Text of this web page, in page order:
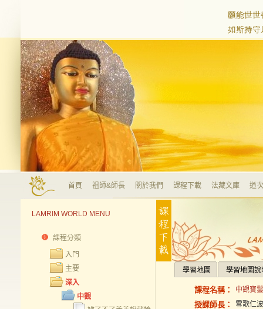
首頁 祖師&師長 關於我們 課程下載 法藏文庫 道
LAMRIM WORLD MENU
課程分類
入門
主要
深入
中觀
學習地圖 學習地圖說
課程名稱： 中觀寶
授課師長： 雪歌仁